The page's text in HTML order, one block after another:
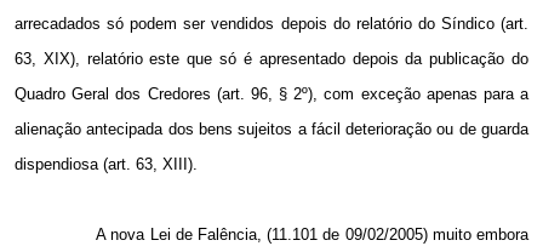
arrecadados só podem ser vendidos depois do relatório do Síndico (art.
63, XIX), relatório este que só é apresentado depois da publicação do
Quadro Geral dos Credores (art. 96, § 2º), com exceção apenas para a
alienação antecipada dos bens sujeitos a fácil deterioração ou de guarda
dispendiosa (art. 63, XIII).
A nova Lei de Falência, (11.101 de 09/02/2005) muito embora